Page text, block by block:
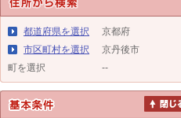
都道府県を選択
京都府
市区町村を選択
京丹後市
町を選択
--